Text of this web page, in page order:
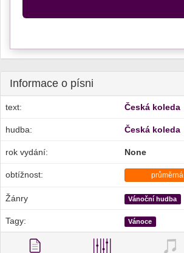
Informace o písni
text: Česká koleda
hudba: Česká koleda
rok vydání: None
obtížnost: průměrná
Žánry Vánoční hudba
Tagy: Vánoce